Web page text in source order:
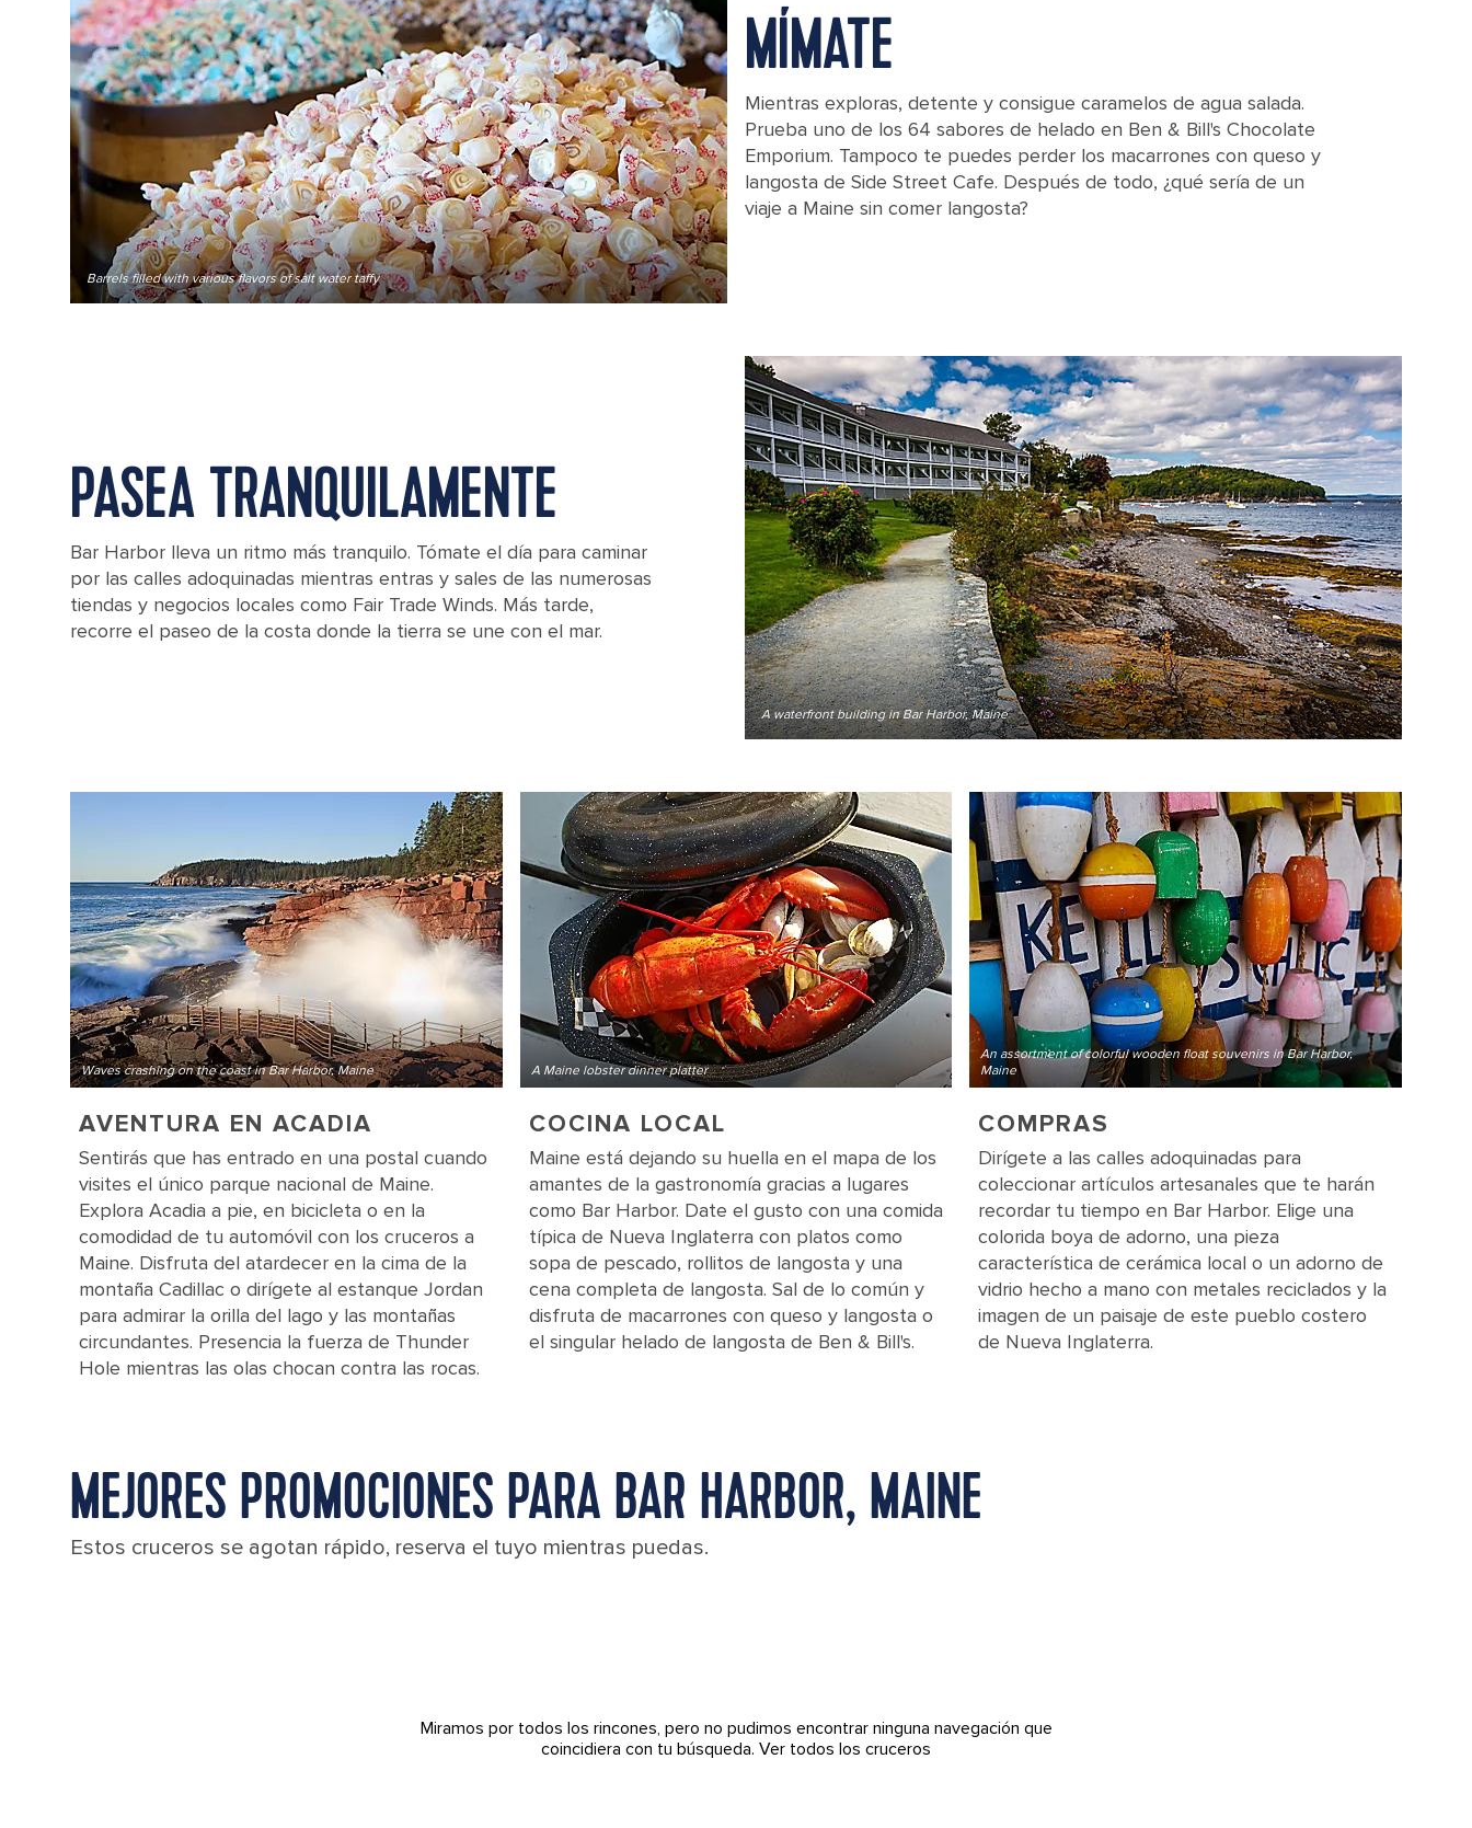
Barrels filled with various flavors of salt water taffy
MÍMATE
Mientras exploras, detente y consigue caramelos de agua salada.
Prueba uno de los 64 sabores de helado en Ben & Bill's Chocolate
Emporium. Tampoco te puedes perder los macarrones con queso y
langosta de Side Street Cafe. Después de todo, ¿qué sería de un
viaje a Maine sin comer langosta?
A waterfront building in Bar Harbor, Maine
PASEA TRANQUILAMENTE
Bar Harbor lleva un ritmo más tranquilo. Tómate el día para caminar
por las calles adoquinadas mientras entras y sales de las numerosas
tiendas y negocios locales como Fair Trade Winds. Más tarde,
recorre el paseo de la costa donde la tierra se une con el mar.
Waves crashing on the coast in Bar Harbor, Maine
AVENTURA EN ACADIA
Sentirás que has entrado en una postal cuando
visites el único parque nacional de Maine.
Explora Acadia a pie, en bicicleta o en la
comodidad de tu automóvil con los cruceros a
Maine. Disfruta del atardecer en la cima de la
montaña Cadillac o dirígete al estanque Jordan
para admirar la orilla del lago y las montañas
circundantes. Presencia la fuerza de Thunder
Hole mientras las olas chocan contra las rocas.
A Maine lobster dinner platter
COCINA LOCAL
Maine está dejando su huella en el mapa de los
amantes de la gastronomía gracias a lugares
como Bar Harbor. Date el gusto con una comida
típica de Nueva Inglaterra con platos como
sopa de pescado, rollitos de langosta y una
cena completa de langosta. Sal de lo común y
disfruta de macarrones con queso y langosta o
el singular helado de langosta de Ben & Bill's.
An assortment of colorful wooden float souvenirs in Bar Harbor,
Maine
COMPRAS
Dirígete a las calles adoquinadas para
coleccionar artículos artesanales que te harán
recordar tu tiempo en Bar Harbor. Elige una
colorida boya de adorno, una pieza
característica de cerámica local o un adorno de
vidrio hecho a mano con metales reciclados y la
imagen de un paisaje de este pueblo costero
de Nueva Inglaterra.
MEJORES PROMOCIONES PARA BAR HARBOR, MAINE
Estos cruceros se agotan rápido, reserva el tuyo mientras puedas.
Miramos por todos los rincones, pero no pudimos encontrar ninguna navegación que
coincidiera con tu búsqueda. Ver todos los cruceros